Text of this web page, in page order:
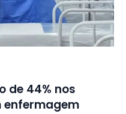
de 44% nos
enfermagem